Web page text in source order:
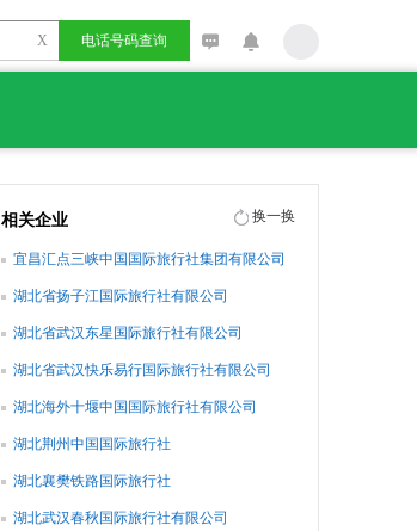
X 电话号码查询
相关企业 换一换
宜昌汇点三峡中国国际旅行社集团有限公司
湖北省扬子江国际旅行社有限公司
湖北省武汉东星国际旅行社有限公司
湖北省武汉快乐易行国际旅行社有限公司
湖北海外十堰中国国际旅行社有限公司
湖北荆州中国国际旅行社
湖北襄樊铁路国际旅行社
湖北武汉春秋国际旅行社有限公司